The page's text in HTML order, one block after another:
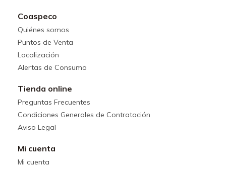
Coaspeco
Quiénes somos
Puntos de Venta
Localización
Alertas de Consumo
Tienda online
Preguntas Frecuentes
Condiciones Generales de Contratación
Aviso Legal
Mi cuenta
Mi cuenta